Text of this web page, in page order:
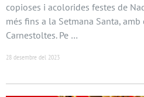
copioses i acolorides festes de
més fins a la Setmana Santa,
Carnestoltes. Pe …
28 desembre del 2023